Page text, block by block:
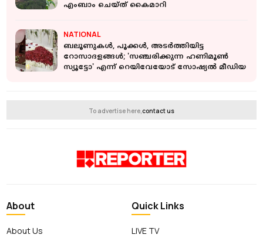
എംബാം ചെയ്ത് കൈമാറി
NATIONAL
ബലൂണുകൾ, പൂക്കൾ, അടർത്തിയിട്ട
റോസാദളങ്ങൾ; 'സഞ്ചരിക്കുന്ന ഹണിമൂൺ
സ്യൂട്ടോ' എന്ന് റെയിവേയോട് സോഷ്യൽ മീഡിയ
To advertise here,contact us
About
About Us
Quick Links
LIVE TV